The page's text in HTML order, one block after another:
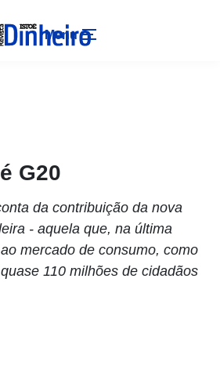
Menu
G20
da contribuição da nova
- aquela que, na última
mercado de consumo, como
110 milhões de cidadãos